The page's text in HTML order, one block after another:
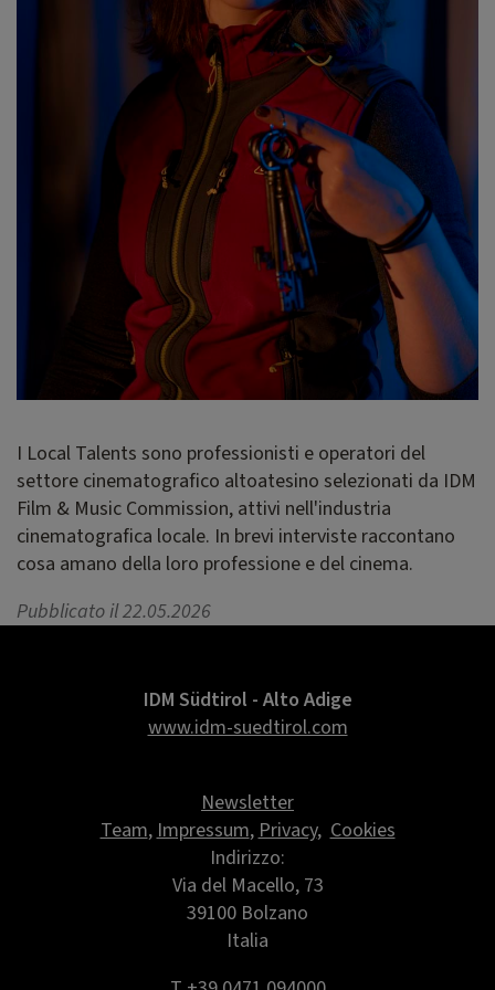
I Local Talents sono professionisti e operatori del
settore cinematografico altoatesino selezionati da IDM
Film & Music Commission, attivi nell'industria
cinematografica locale. In brevi interviste raccontano
cosa amano della loro professione e del cinema.
Pubblicato il 22.05.2026
IDM Südtirol - Alto Adige
www.idm-suedtirol.com
Newsletter
Team,Impressum,Privacy,Cookies
Indirizzo:
Via del Macello, 73
39100 Bolzano
Italia